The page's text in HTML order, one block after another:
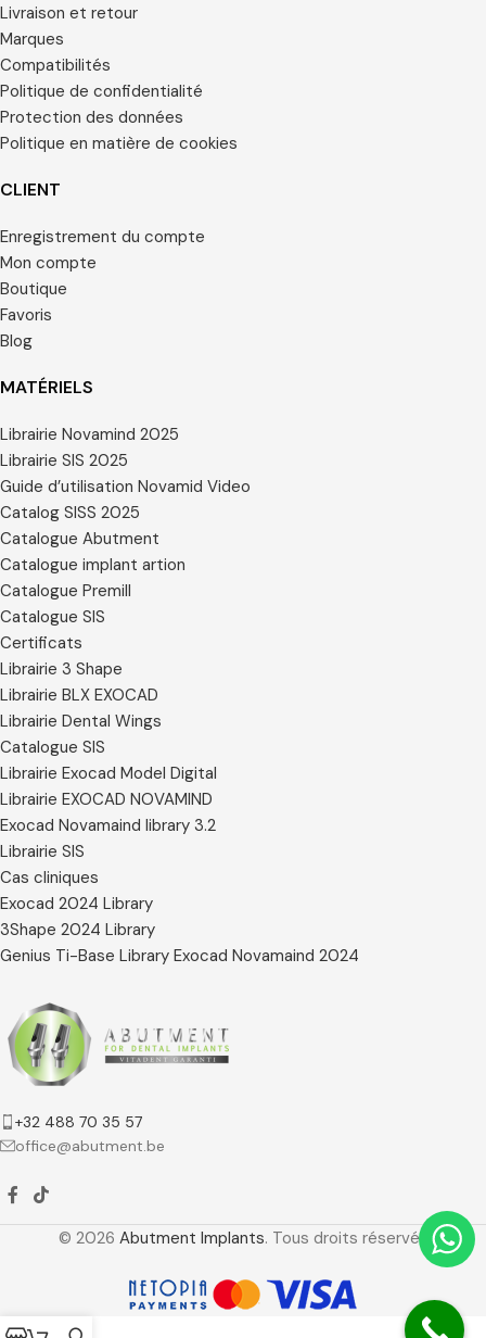
Livraison et retour
Marques
Compatibilités
Politique de confidentialité
Protection des données
Politique en matière de cookies
CLIENT
Enregistrement du compte
Mon compte
Boutique
Favoris
Blog
MATÉRIELS
Librairie Novamind 2025
Librairie SIS 2025
Guide d’utilisation Novamid Video
Catalog SISS 2025
Catalogue Abutment
Catalogue implant artion
Catalogue Premill
Catalogue SIS
Certificats
Librairie 3 Shape
Librairie BLX EXOCAD
Librairie Dental Wings
Catalogue SIS
Librairie Exocad Model Digital
Librairie EXOCAD NOVAMIND
Exocad Novamaind library 3.2
Librairie SIS
Cas cliniques
Exocad 2024 Library
3Shape 2024 Library
Genius Ti-Base Library Exocad Novamaind 2024
+32 488 70 35 57
office@abutment.be
© 2026 Abutment Implants. Tous droits réservés